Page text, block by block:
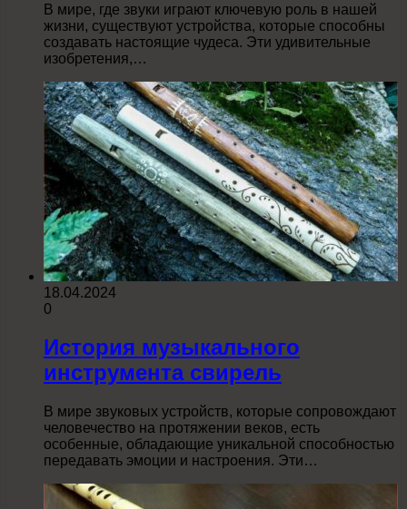
В мире, где звуки играют ключевую роль в нашей
жизни, существуют устройства, которые способны
создавать настоящие чудеса. Эти удивительные
изобретения,…
18.04.2024
0
История музыкального
инструмента свирель
В мире звуковых устройств, которые сопровождают
человечество на протяжении веков, есть
особенные, обладающие уникальной способностью
передавать эмоции и настроения. Эти…